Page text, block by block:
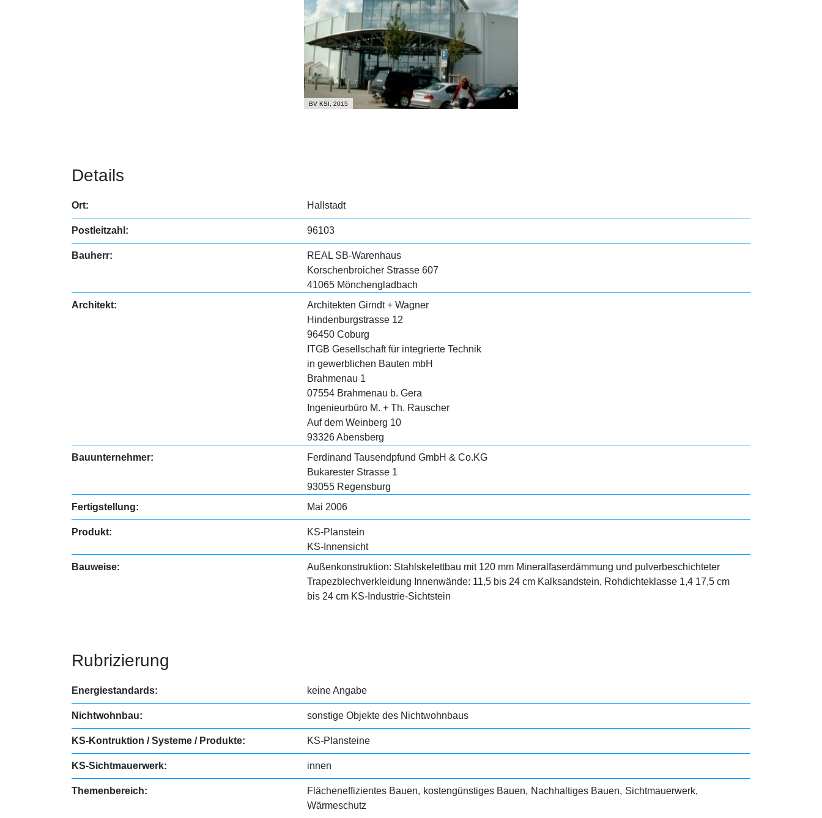
BV KSI, 2015
Details
Ort: Hallstadt
Postleitzahl: 96103
Bauherr:
REAL SB-Warenhaus
Korschenbroicher Strasse 607
41065 Mönchengladbach
Architekt:
Architekten Girndt + Wagner
Hindenburgstrasse 12
96450 Coburg
ITGB Gesellschaft für integrierte Technik
in gewerblichen Bauten mbH
Brahmenau 1
07554 Brahmenau b. Gera
Ingenieurbüro M. + Th. Rauscher
Auf dem Weinberg 10
93326 Abensberg
Bauunternehmer:
Ferdinand Tausendpfund GmbH & Co.KG
Bukarester Strasse 1
93055 Regensburg
Fertigstellung:
Mai 2006
Produkt:
KS-Planstein
KS-Innensicht
Bauweise:
Außenkonstruktion: Stahlskelettbau mit 120 mm Mineralfaserdämmung und pulverbeschichteter
Trapezblechverkleidung Innenwände: 11,5 bis 24 cm Kalksandstein, Rohdichteklasse 1,4 17,5 cm
bis 24 cm KS-Industrie-Sichtstein
Rubrizierung
Energiestandards: keine Angabe
Nichtwohnbau: sonstige Objekte des Nichtwohnbaus
KS-Kontruktion / Systeme / Produkte: KS-Plansteine
KS-Sichtmauerwerk: innen
Themenbereich: Flächeneffizientes Bauen kostengünstiges Bauen Nachhaltiges Bauen
Sichtmauerwerk
Wärmeschutz